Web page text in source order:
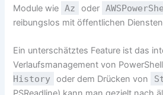
Module wie
Az oder
reibungslos mit öffentlichen
Ein unterschätztes Feature ist das
Verlaufsmanagement von
History oder dem Drücken von